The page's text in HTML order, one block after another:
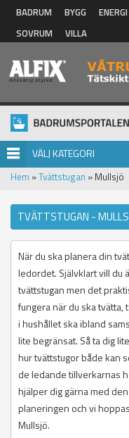
Hoppa till huvudinnehåll
BADRUM BYGG ENERGI
SOVRUM
VILLA
VÄLJ KATEGORI
Hem »Tvättstugan » Mullsjö
TVÄTTSTUGAN -
När du ska planera din
ledordet. Självklart vill du
tvättstugan men det
fungera när du ska tvätta,
i hushållet ska ibland
lite begränsat. Så ta dig
hur tvättstugor både kan
de ledande tillverkarnas
hjälper dig gärna med
planeringen och vi
Mullsjö.